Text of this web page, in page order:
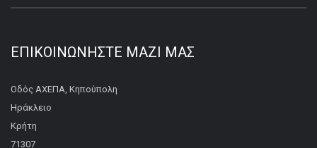
ΕΠΙΚΟΙΝΩΝΉΣΤΕ ΜΑΖΊ ΜΑΣ
Οδός ΑΧΕΠΑ, Κηπούπολη
Ηράκλειο
Κρήτη
71307